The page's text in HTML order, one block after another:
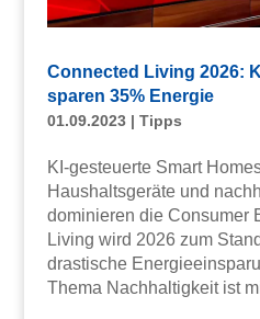
Connected Living 2026:
sparen 35% Energie
01.09.2023| Tipps
KI-gesteuerte Smart
Haushaltsgeräte und
dominieren die Consumer
Living wird 2026 zum
drastische
Thema Nachhaltigkeit ist